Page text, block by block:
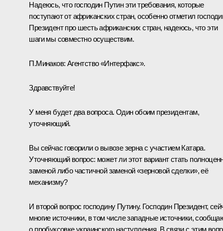
Надеюсь, что господин Путин эти требования, которые
поступают от африканских стран, особенно отметил
Президент про шесть африканских стран, надеюсь, что эти
шаги мы совместно осуществим.
П.Минаков: Агентство «Интерфакс».
Здравствуйте!
У меня будет два вопроса. Один обоим президентам,
уточняющий.
Вы сейчас говорили о вывозе зерна с участием Катара.
Уточняющий вопрос: может ли этот вариант стать
заменой либо частичной заменой «зерновой сделки», её
механизму?
И второй вопрос господину Путину. Господин Президент,
многие источники, в том числе западные источники,
о пробуксовке украинского наступления. В связи с этим